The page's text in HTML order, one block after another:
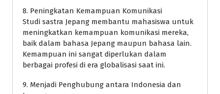
8. Peningkatan Kemampuan Komunikasi
Studi sastra Jepang membantu mahasiswa untuk
meningkatkan kemampuan komunikasi mereka,
baik dalam bahasa Jepang maupun bahasa lain.
Kemampuan ini sangat diperlukan dalam
berbagai profesi di era globalisasi saat ini.
9. Menjadi Penghubung antara Indonesia dan